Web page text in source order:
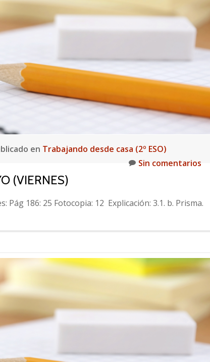
en Trabajando desde casa (2º ESO)
Sin comentarios
(VIERNES)
Pág 186: 25 Fotocopia: 12 Explicación: 3.1. b. Prisma.